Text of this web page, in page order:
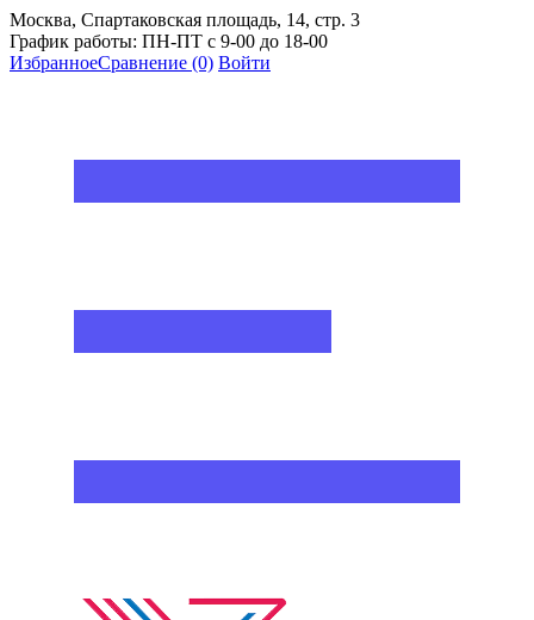
Москва, Спартаковская площадь, 14, стр. 3
График работы: ПН-ПТ с 9-00 до 18-00
ИзбранноеСравнение (0) Войти